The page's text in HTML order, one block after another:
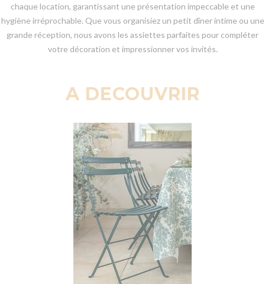
chaque location, garantissant une présentation impeccable et une
hygiène irréprochable. Que vous organisiez un petit dîner intime ou une
grande réception, nous avons les assiettes parfaites pour compléter
votre décoration et impressionner vos invités.
A DECOUVRIR